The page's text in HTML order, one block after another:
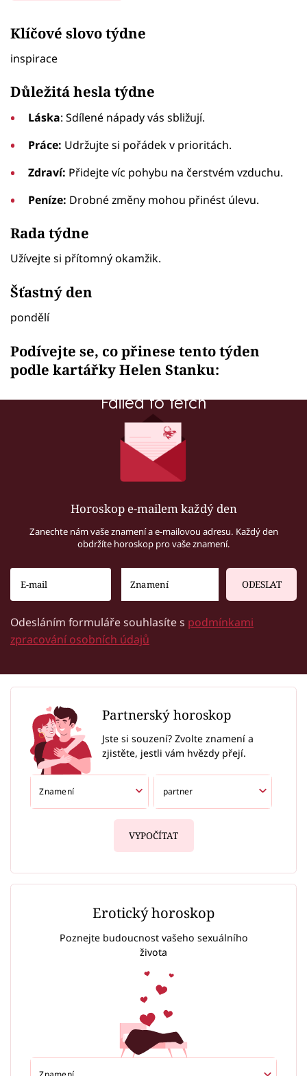
Klíčové slovo týdne
inspirace
Důležitá hesla týdne
Láska: Sdílené nápady vás sbližují.
Práce: Udržujte si pořádek v prioritách.
Zdraví: Přidejte víc pohybu na čerstvém vzduchu.
Peníze: Drobné změny mohou přinést úlevu.
Rada týdne
Užívejte si přítomný okamžik.
Šťastný den
pondělí
Podívejte se, co přinese tento týden
podle kartářky Helen Stanku:
Failed to fetch
Horoskop e-mailem každý den
Zanechte nám vaše znamení a e-mailovou adresu. Každý den
obdržíte horoskop pro vaše znamení.
ODESLAT
Odesláním formuláře souhlasíte s podmínkami
zpracování osobních údajů
Partnerský horoskop
Jste si souzení? Zvolte znamení a
zjistěte, jestli vám hvězdy přejí.
VYPOČÍTAT
Erotický horoskop
Poznejte budoucnost vašeho sexuálního
života